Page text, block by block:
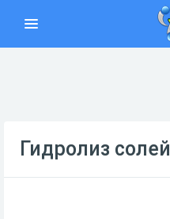
Гидролиз солей